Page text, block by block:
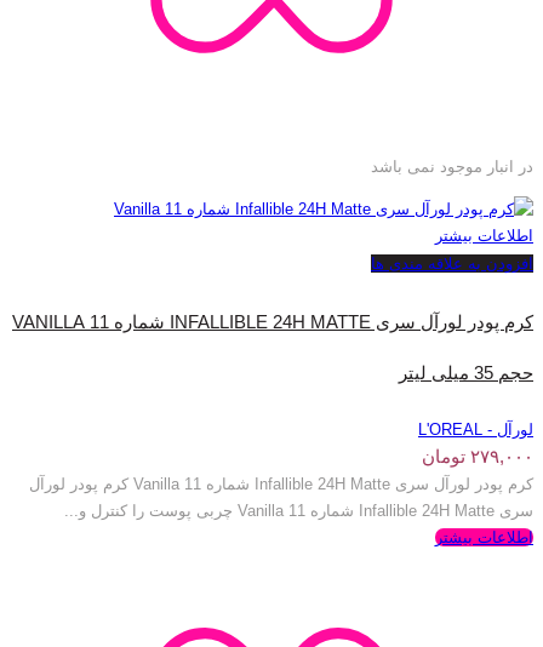
در انبار موجود نمی باشد
اطلاعات بیشتر
افزودن به علاقه مندی ها
کرم پودر لورآل سری INFALLIBLE 24H MATTE شماره 11 VANILLA
حجم 35 میلی‌ لیتر
لورآل - L'OREAL
۲۷۹,۰۰۰ تومان
کرم پودر لورآل سری Infallible 24H Matte شماره 11 Vanilla کرم پودر لورآل
سری Infallible 24H Matte شماره 11 Vanilla چربی پوست را کنترل و...
اطلاعات بیشتر